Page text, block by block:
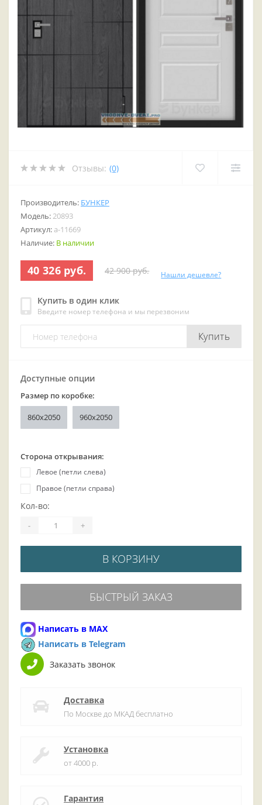
Отзывы: (0)
Производитель: БУНКЕР
Модель:20893
Артикул: a-11669
Наличие: В наличии
40 326 руб. 42 900 руб. Нашли дешевле?
Купить в один клик
Введите номер телефона и мы перезвоним
Купить
Доступные опции
Размер по коробке:
860x2050 960x2050
Сторона открывания:
Левое (петли слева)
Правое (петли справа)
Кол-во:
- +
В КОРЗИНУ
БЫСТРЫЙ ЗАКАЗ
Написать в MAX
Написать в Telegram
Заказать звонок
Доставка
По Москве до МКАД бесплатно
Установка
от 4000 р.
Гарантия